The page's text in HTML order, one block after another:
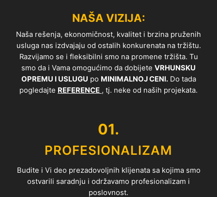
NAŠA VIZIJA:
Naša rešenja, ekonomičnost, kvalitet i brzina pruženih
usluga nas izdvajaju od ostalih konkurenata na tržištu.
Razvijamo se i fleksibilni smo na promene tržišta. Tu
smo da i Vama omogućimo da dobijete VRHUNSKU
OPREMU I USLUGU po MINIMALNOJ CENI.Do tada
pogledajte REFERENCE , tj. neke od naših projekata.
01.
PROFESIONALIZAM
Budite i Vi deo prezadovoljnih klijenata sa kojima smo
ostvarili saradnju i održavamo profesionalizam i
poslovnost.